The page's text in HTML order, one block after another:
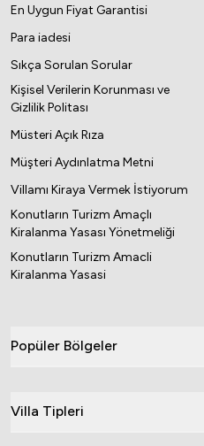
En Uygun Fiyat Garantisi
Para iadesi
Sıkça Sorulan Sorular
Kişisel Verilerin Korunması ve
Gizlilik Politası
Müsteri Açık Rıza
Müşteri Aydınlatma Metni
Villamı Kiraya Vermek İstiyorum
Konutların Turizm Amaçlı
Kiralanma Yasası Yönetmeliği
Konutların Turizm Amacli
Kiralanma Yasasi
Popüler Bölgeler
Villa Tipleri